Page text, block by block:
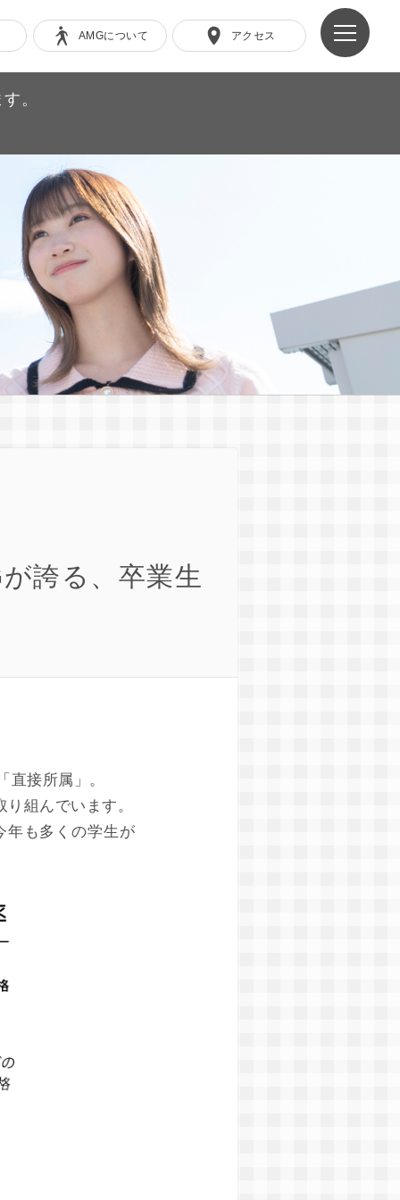
AMGについて アクセス
。
誇る、卒業生
接所属」。
組んでいます。
年も多くの学生が